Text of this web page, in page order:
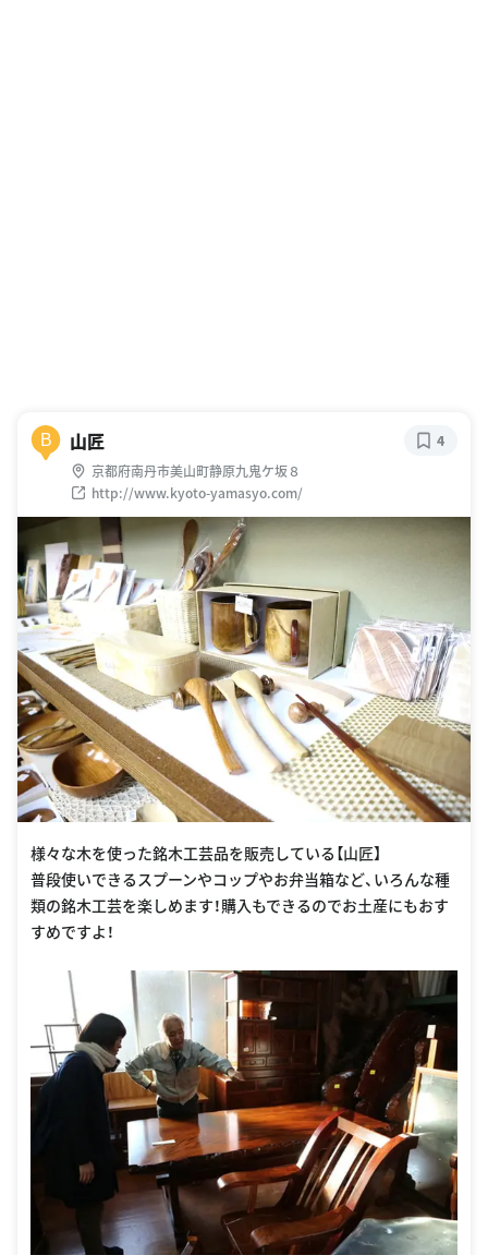
B 山匠
京都府南丹市美山町静原九鬼ケ坂８
http://www.kyoto-yamasyo.com/
4
様々な木を使った銘木工芸品を販売している【山匠】
普段使いできるスプーンやコップやお弁当箱など、いろんな種
類の銘木工芸を楽しめます！購入もできるのでお土産にもおす
すめですよ！